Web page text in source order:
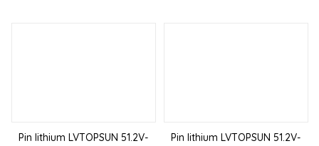
Pin lithium LVTOPSUN 51.2V-
Pin lithium LVTOPSUN 51.2V-